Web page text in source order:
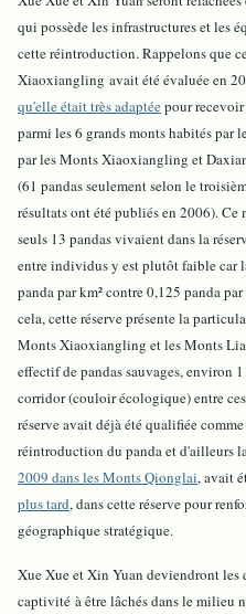
qui possède les infrastructures et les
cette réintroduction. Rappelons que
Xiaoxiangling avait été évaluée en
qu'elle était très adaptéepour
parmi les 6 grands monts habités par
par les Monts Xiaoxiangling et
(61 pandas seulement selon le
résultats ont été publiés en 2006). Ce
seuls 13 pandas vivaient dans la
entre individus y est plutôt faible car
panda par km² contre 0,125 panda
cela, cette réserve présente la
Monts Xiaoxiangling et les Monts
effectif de pandas sauvages, environ
corridor (couloir écologique) entre
réserve avait déjà été qualifiée
réintroduction du panda et d'ailleurs
2009 dans les Monts Qionglai, avait
plus tard, dans cette réserve pour
géographique stratégique.
Xue Xue et Xin Yuan deviendront les
captivité à être lâchés dans le milieu